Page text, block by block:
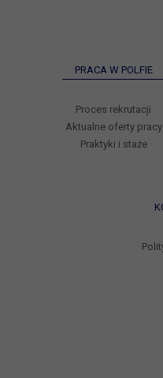
PRACA W POLFIE
Proces rekrutacji
Aktualne oferty pracy
Praktyki i staże